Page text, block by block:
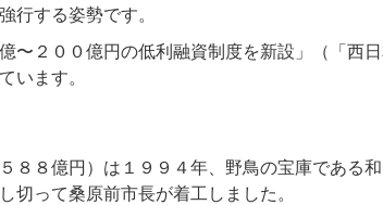
行する姿勢です。
２００億円の低利融資制度を新設」（「西日
います。
８８億円）は１９９４年、野鳥の宝庫である
切って桑原前市長が着工しました。